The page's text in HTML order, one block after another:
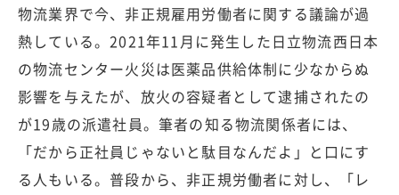
物流業界で今、非正規雇用労働者に関する議論が過
熱している。2021年11月に発生した日立物流西日本
の物流センター火災は医薬品供給体制に少なからぬ
影響を与えたが、放火の容疑者として逮捕されたの
が19歳の派遣社員。筆者の知る物流関係者には、
「だから正社員じゃないと駄目なんだよ」と口にす
る人もいる。普段から、非正規労働者に対し、「レ